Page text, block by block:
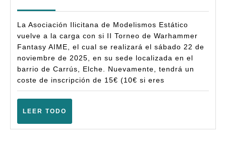
–
Warhammer
Fantasy
(6ª
Ampliada)
–
La Asociación Ilicitana de Modelismos Estático
vuelve a la carga con si II Torneo de Warhammer
Fantasy AIME, el cual se realizará el sábado 22 de
noviembre de 2025, en su sede localizada en el
barrio de Carrús, Elche. Nuevamente, tendrá un
coste de inscripción de 15€ (10€ si eres
LEER TODO